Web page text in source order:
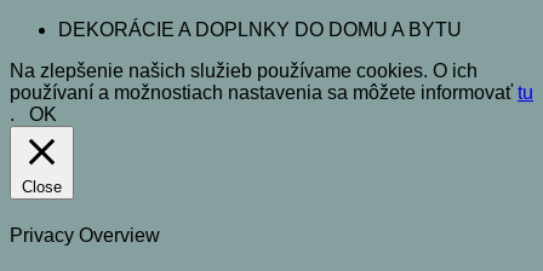
DEKORÁCIE A DOPLNKY DO DOMU A BYTU
Na zlepšenie našich služieb používame cookies. O ich
používaní a možnostiach nastavenia sa môžete informovať tu
. OK
Close
Privacy Overview